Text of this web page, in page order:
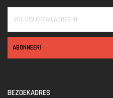
ABONNEER!
BEZOEKADRES